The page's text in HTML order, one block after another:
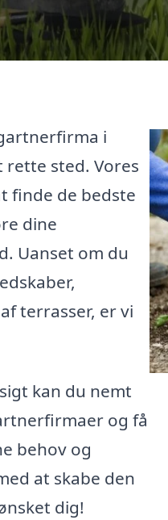
i
sted. Vores
finde de bedste
dine
Uanset om du
terrasser, er vi
kan du nemt
og få
behov og
at skabe den
dig!